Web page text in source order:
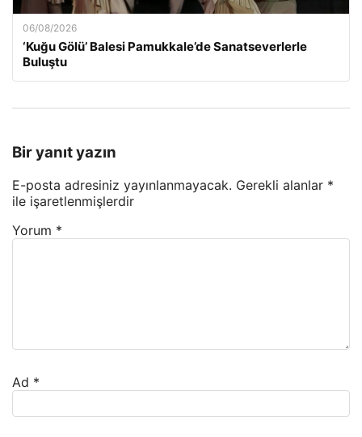
06/08/2026
‘Kuğu Gölü’ Balesi Pamukkale’de Sanatseverlerle
Buluştu
Bir yanıt yazın
E-posta adresiniz yayınlanmayacak. Gerekli alanlar *
ile işaretlenmişlerdir
Yorum *
Ad *